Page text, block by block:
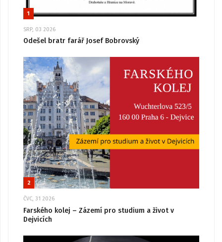
1
SRP, 03 2026
Odešel bratr farář Josef Bobrovský
2
ČVC, 31 2026
Farského kolej – Zázemí pro studium a život v
Dejvicích